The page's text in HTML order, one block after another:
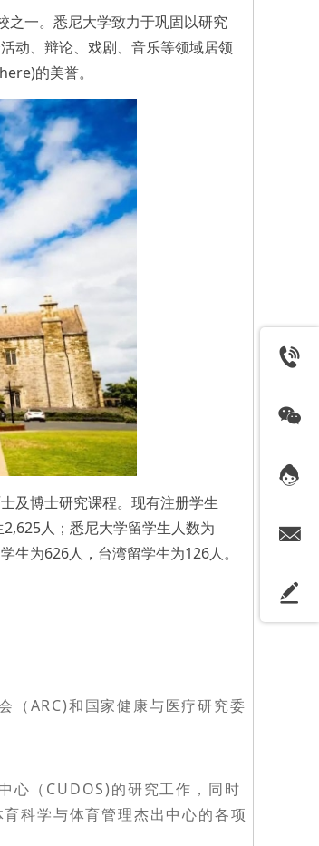
之一。悉尼大学致力于巩固以研究
动、辩论、戏剧、音乐等领域居领
的美誉。
及博士研究课程。现有注册学生
人；悉尼大学留学生人数为
生为626人，台湾留学生为126人。
（ARC)和国家健康与医疗研究委
心（CUDOS)的研究工作，同时
科学与体育管理杰出中心的各项